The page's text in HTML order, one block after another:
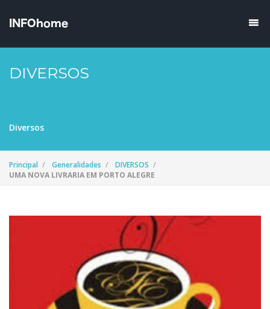
DIVERSOS
Diversos
Principal Generalidades
DIVERSOS
UMA NOVA LIVRARIA EM PORTO ALEGRE